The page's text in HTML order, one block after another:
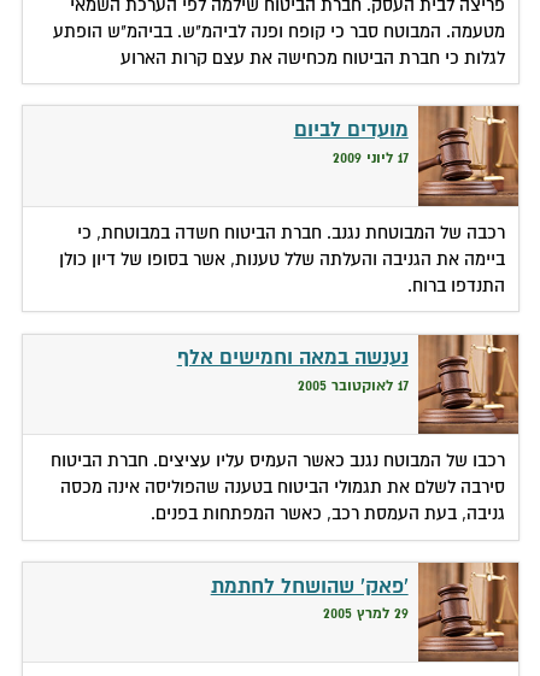
פריצה לבית העסק. חברת הביטוח שילמה לפי הערכת השמאי
מטעמה. המבוטח סבר כי קופח ופנה לביהמ"ש. בביהמ"ש הופתע
לגלות כי חברת הביטוח מכחישה את עצם קרות הארוע
מועדים לביום
17 ליוני 2009
רכבה של המבוטחת נגנב. חברת הביטוח חשדה במבוטחת, כי
ביימה את הגניבה והעלתה שלל טענות, אשר בסופו של דיון כולן
התנדפו ברוח.
נענשה במאה וחמישים אלף
17 לאוקטובר 2005
רכבו של המבוטח נגנב כאשר העמיס עליו עציצים. חברת הביטוח
סירבה לשלם את תגמולי הביטוח בטענה שהפוליסה אינה מכסה
גניבה, בעת העמסת רכב, כאשר המפתחות בפנים.
'פאק' שהושחל לחתמת
29 למרץ 2005